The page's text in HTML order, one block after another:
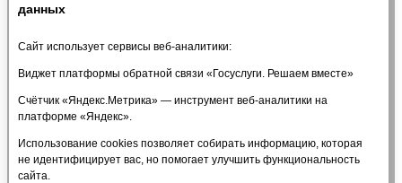
Педагогический состав
Материально-техническое обеспечение и
оснащенность образовательного процесса.
Стипендии и меры поддержки обучающихся
Платные образовательные услуги
Финансово-хозяйственная деятельность
Вакантные места для приема (перевода)
обучающихся
данных
Сайт использует сервисы веб-аналитики:
Виджет платформы обратной связи «Госуслуги. Решаем вместе»
Счётчик «Яндекс.Метрика» — инструмент веб-аналитики на
платформе «Яндекс».
Использование cookies позволяет собирать информацию, которая
не идентифицирует вас, но помогает улучшить функциональность
сайта.